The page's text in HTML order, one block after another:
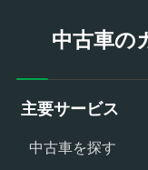
中古車の
主要サービス
中古車を探す